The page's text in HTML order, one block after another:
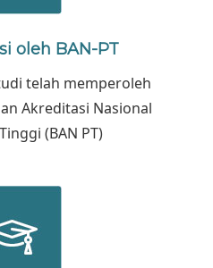
oleh BAN-PT
telah memperoleh
Akreditasi Nasional
(BAN PT)